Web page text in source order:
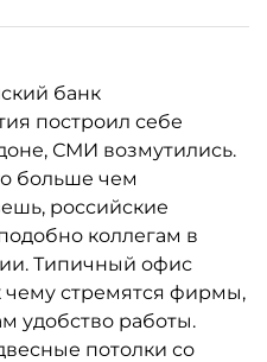
банк
построил себе
СМИ возмутились.
больше чем
российские
коллегам в
Типичный офис
чему стремятся фирмы,
удобство работы.
потолки со